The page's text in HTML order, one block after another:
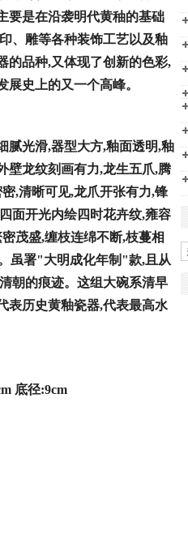
要是在沿袭明代黄秞的基础
、雕等各种装饰工艺以及釉
的品种,又体现了创新的色彩,
史上的又一个高峰。
腻光滑,器型大方,釉面透明,釉
壁龙纹刻画有力,龙生五爪,腾
,清晰可见,龙爪开张有力,锋
面开光内绘四时花卉纹,雍容
茂盛,缠枝连绵不断,枝蔓相
虽署"大明成化年制"款,且从
朝的痕迹。这组大碗系清早
表历史黄釉瓷器,代表最高水
底径:9cm